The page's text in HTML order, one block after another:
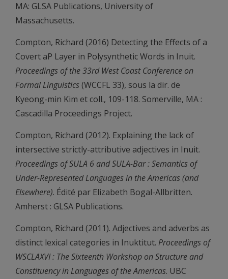
MA: GLSA Publications, University of
Massachusetts.
Compton, Richard (2016) Detecting the Effects of a
Covert aP Layer in Polysynthetic Words in Inuit.
Proceedings of the 33rd West Coast Conference on
Formal Linguistics (WCCFL 33), sous la dir. de
Kyeong-min Kim et coll., 109-118. Somerville, MA :
Cascadilla Proceedings Project.
Compton, Richard (2012). Explaining the lack of
intersective strictly-attributive adjectives in Inuit.
Proceedings of SULA 6 and SULA-Bar : Semantics of
Under-Represented Languages in the Americas (and
Elsewhere). Édité par Elizabeth Bogal-Allbritten.
Amherst : GLSA Publications.
Compton, Richard (2011). Adjectives and adverbs as
distinct lexical categories in Inuktitut. Proceedings of
WSCLAXVI : The Sixteenth Workshop on Structure and
Constituency in Languages of the Americas. UBC